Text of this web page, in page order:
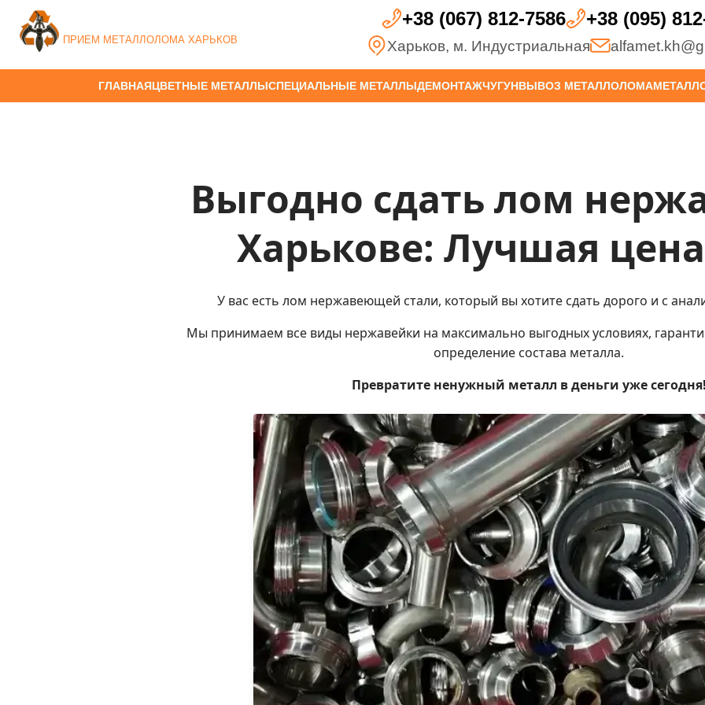
ПРИЕМ МЕТАЛЛОЛОМА ХАРЬКОВ
+38 (067) 812-7586 +38 (095)
Харьков, м. Индустриальная
ГЛАВНАЯЦВЕТНЫЕ МЕТАЛЛЫСПЕЦИАЛЬНЫЕ МЕТАЛЛЫДЕМОНТАЖЧУГУНВЫВОЗ МЕТАЛЛОЛОМА
Выгодно сдать лом
Харькове: Лучшая цена
У вас есть лом нержавеющей стали, который вы хотите сдать дорого и с
Мы принимаем все виды нержавейки на максимально выгодных условиях,
определение состава металла.
Превратите ненужный металл в деньги уже